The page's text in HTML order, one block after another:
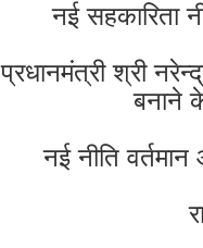
नई सहकारिता
प्रधानमंत्री श्री
बनाने
नई नीति